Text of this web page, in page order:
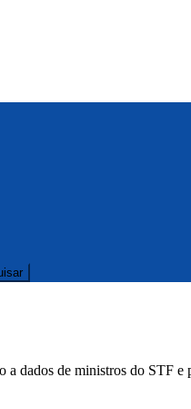
a dados de ministros do STF e